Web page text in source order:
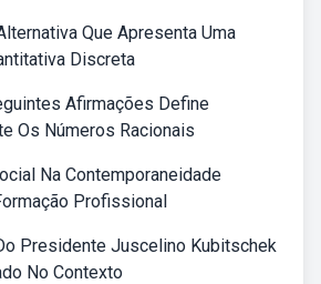
Que Apresenta Uma
Discreta
Afirmações Define
Os Números Racionais
Na Contemporaneidade
Profissional
Presidente Juscelino Kubitschek
No Contexto